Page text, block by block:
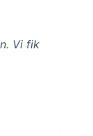
Vi fik